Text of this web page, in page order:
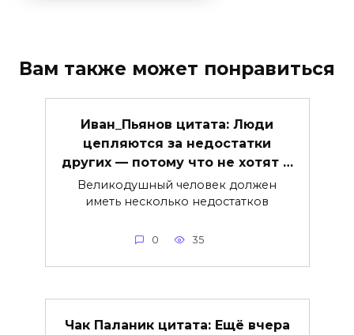
Вам также может понравиться
Иван_Пьянов цитата: Люди
цепляются за недостатки
других — потому что не хотят …
Великодушный человек должен
иметь несколько недостатков
0 35
Чак Паланик цитата: Ещё вчера